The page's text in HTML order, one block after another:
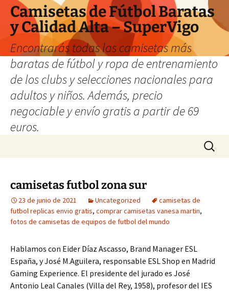
Camisetas de Fútbol Baratas
y Calidad Alta – SuperVigo
Encontrarás todas las camisetas más
baratas de fútbol y ropa de entrenamiento
de los clubs y selecciones nacionales para
adultos y niños. Además, precio
negociable y envío gratis a partir de 69
euros.
Buscar:
camisetas futbol zona sur
23 de junio de 2021 Uncategorized
camisetas de
futbol replicas envio gratis, comprar camisetas vanesa martin,
fotos de camisetas de equipos de futbol del mundo
Hablamos con Eider Díaz Ascasso, Brand Manager ESL
España, y José M.Aguilera, responsable ESL Shop en Madrid
Gaming Experience. El presidente del jurado es José
Antonio Leal Canales (Villa del Rey, 1958), profesor del IES